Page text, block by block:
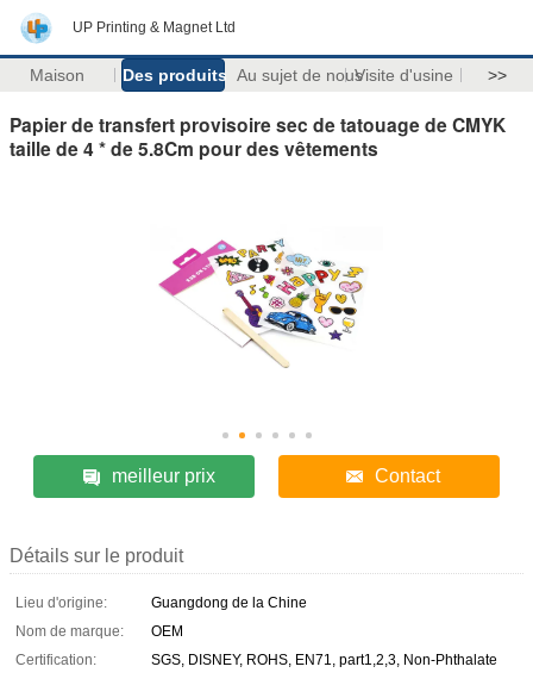
UP Printing & Magnet Ltd
Maison Des produits Au sujet de nousVisite d'usine >>
Papier de transfert provisoire sec de tatouage de CMYK
taille de 4 * de 5.8Cm pour des vêtements
meilleur prix Contact
Détails sur le produit
Lieu d'origine:
Guangdong de la Chine
Nom de marque:
OEM
Certification:
SGS, DISNEY, ROHS, EN71, part1,2,3, Non-Phthalate